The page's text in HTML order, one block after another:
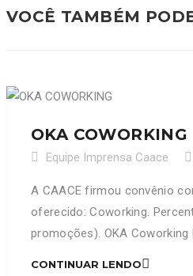
VOCÊ TAMBÉM
OKA COWORKING
Equipe Imprensa Caace
A CAACE firmou convênio
oferecido: Coworking.
promoções). OKA Coworking
CONTINUAR LENDO